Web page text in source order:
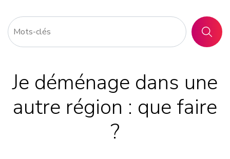
Je déménage dans une
autre région : que faire
?